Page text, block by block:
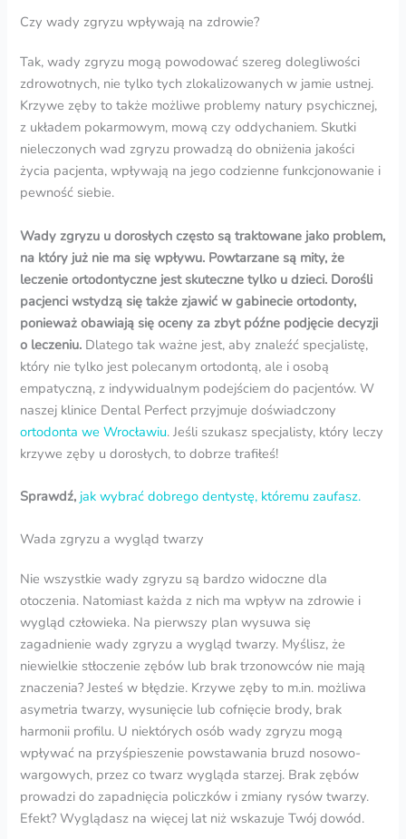
Czy wady zgryzu wpływają na zdrowie?
Tak, wady zgryzu mogą powodować szereg dolegliwości
zdrowotnych, nie tylko tych zlokalizowanych w jamie ustnej.
Krzywe zęby to także możliwe problemy natury psychicznej,
z układem pokarmowym, mową czy oddychaniem. Skutki
nieleczonych wad zgryzu prowadzą do obniżenia jakości
życia pacjenta, wpływają na jego codzienne funkcjonowanie i
pewność siebie.
Wady zgryzu u dorosłychczęsto są traktowane jako problem,
na który już nie ma się wpływu. Powtarzane są mity, że
leczenie ortodontyczne jest skuteczne tylko u dzieci. Dorośli
pacjenci wstydzą się także zjawić w gabinecie ortodonty,
ponieważ obawiają się oceny za zbyt późne podjęcie decyzji
o leczeniu. Dlatego tak ważne jest, aby znaleźć specjalistę,
który nie tylko jest polecanym ortodontą, ale i osobą
empatyczną, z indywidualnym podejściem do pacjentów. W
naszej klinice Dental Perfect przyjmuje doświadczony
ortodonta we Wrocławiu. Jeśli szukasz specjalisty, który leczy
krzywe zęby u dorosłych, to dobrze trafiłeś!
Sprawdź, jak wybrać dobrego dentystę, któremu zaufasz.
Wada zgryzu a wygląd twarzy
Nie wszystkie wady zgryzu są bardzo widoczne dla
otoczenia. Natomiast każda z nich ma wpływ na zdrowie i
wygląd człowieka. Na pierwszy plan wysuwa się
zagadnienie wady zgryzu a wygląd twarzy. Myślisz, że
niewielkie stłoczenie zębów lub brak trzonowców nie mają
znaczenia? Jesteś w błędzie. Krzywe zęby to m.in. możliwa
asymetria twarzy, wysunięcie lub cofnięcie brody, brak
harmonii profilu. U niektórych osób wady zgryzu mogą
wpływać na przyśpieszenie powstawania bruzd nosowo-
wargowych, przez co twarz wygląda starzej. Brak zębów
prowadzi do zapadnięcia policzków i zmiany rysów twarzy.
Efekt? Wyglądasz na więcej lat niż wskazuje Twój dowód.